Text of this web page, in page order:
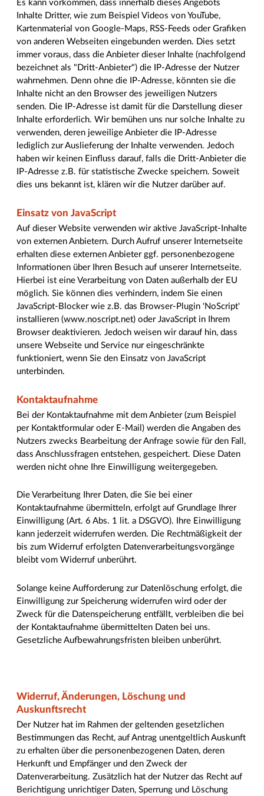
Es kann vorkommen, dass innerhalb dieses Angebots
Inhalte Dritter, wie zum Beispiel Videos von YouTube,
Kartenmaterial von Google-Maps, RSS-Feeds oder Grafiken
von anderen Webseiten eingebunden werden. Dies setzt
immer voraus, dass die Anbieter dieser Inhalte (nachfolgend
bezeichnet als "Dritt-Anbieter") die IP-Adresse der Nutzer
wahrnehmen. Denn ohne die IP-Adresse, könnten sie die
Inhalte nicht an den Browser des jeweiligen Nutzers
senden. Die IP-Adresse ist damit für die Darstellung dieser
Inhalte erforderlich. Wir bemühen uns nur solche Inhalte zu
verwenden, deren jeweilige Anbieter die IP-Adresse
lediglich zur Auslieferung der Inhalte verwenden. Jedoch
haben wir keinen Einfluss darauf, falls die Dritt-Anbieter die
IP-Adresse z.B. für statistische Zwecke speichern. Soweit
dies uns bekannt ist, klären wir die Nutzer darüber auf.
Einsatz von JavaScript
Auf dieser Website verwenden wir aktive JavaScript-Inhalte
von externen Anbietern. Durch Aufruf unserer Internetseite
erhalten diese externen Anbieter ggf. personenbezogene
Informationen über Ihren Besuch auf unserer Internetseite.
Hierbei ist eine Verarbeitung von Daten außerhalb der EU
möglich. Sie können dies verhindern, indem Sie einen
JavaScript-Blocker wie z.B. das Browser-Plugin 'NoScript'
installieren (www.noscript.net) oder JavaScript in Ihrem
Browser deaktivieren. Jedoch weisen wir darauf hin, dass
unsere Webseite und Service nur eingeschränkte
funktioniert, wenn Sie den Einsatz von JavaScript
unterbinden.
Kontaktaufnahme
Bei der Kontaktaufnahme mit dem Anbieter (zum Beispiel
per Kontaktformular oder E-Mail) werden die Angaben des
Nutzers zwecks Bearbeitung der Anfrage sowie für den Fall,
dass Anschlussfragen entstehen, gespeichert. Diese Daten
werden nicht ohne Ihre Einwilligung weitergegeben.
Die Verarbeitung Ihrer Daten, die Sie bei einer
Kontaktaufnahme übermitteln, erfolgt auf Grundlage Ihrer
Einwilligung (Art. 6 Abs. 1 lit. a DSGVO). Ihre Einwilligung
kann jederzeit widerrufen werden. Die Rechtmäßigkeit der
bis zum Widerruf erfolgten Datenverarbeitungsvorgänge
bleibt vom Widerruf unberührt.
Solange keine Aufforderung zur Datenlöschung erfolgt, die
Einwilligung zur Speicherung widerrufen wird oder der
Zweck für die Datenspeicherung entfällt, verbleiben die bei
der Kontaktaufnahme übermittelten Daten bei uns.
Gesetzliche Aufbewahrungsfristen bleiben unberührt.
Widerruf, Änderungen, Löschung und
Auskunftsrecht
Der Nutzer hat im Rahmen der geltenden gesetzlichen
Bestimmungen das Recht, auf Antrag unentgeltlich Auskunft
zu erhalten über die personenbezogenen Daten, deren
Herkunft und Empfänger und den Zweck der
Datenverarbeitung. Zusätzlich hat der Nutzer das Recht auf
Berichtigung unrichtiger Daten, Sperrung und Löschung